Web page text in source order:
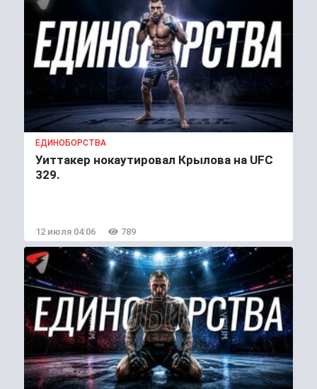
ЕДИНОБОРСТВА
Уиттакер нокаутировал Крылова на UFC
329.
12 июля 04:06 789